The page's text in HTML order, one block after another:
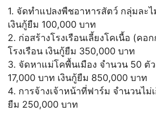
1. จัดทำแปลงพืชอาหารสัตว์ กลุ่มละ
เงินกู้ยืม 100,000 บาท
2. ก่อสร้างโรงเรือนเลี้ยงโคเนื้อ (คอ
โรงเรือน เงินกู้ยืม 350,000 บาท
3. จัดหาแม่โคพื้นเมือง จำนวน 50 ตั
17,000 บาท เงินกู้ยืม 850,000 บาท
4. การจ้างเจ้าหน้าที่ฟาร์ม จำนวนไม่
ยืม 250,000 บาท